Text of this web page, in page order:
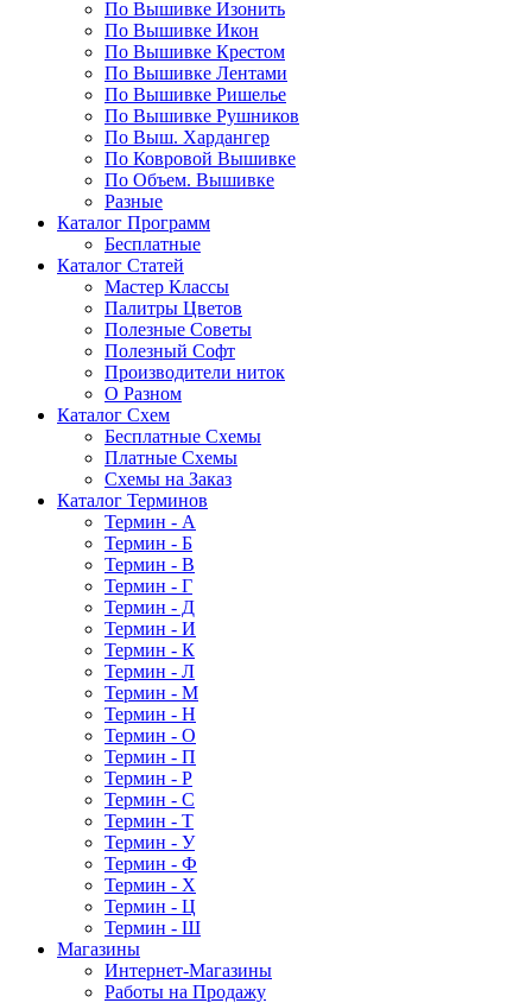
По Вышивке Изонить
По Вышивке Икон
По Вышивке Крестом
По Вышивке Лентами
По Вышивке Ришелье
По Вышивке Рушников
По Выш. Хардангер
По Ковровой Вышивке
По Объем. Вышивке
Разные
Каталог Программ
Бесплатные
Каталог Статей
Мастер Классы
Палитры Цветов
Полезные Советы
Полезный Софт
Производители ниток
О Разном
Каталог Схем
Бесплатные Схемы
Платные Схемы
Схемы на Заказ
Каталог Терминов
Термин - А
Термин - Б
Термин - В
Термин - Г
Термин - Д
Термин - И
Термин - К
Термин - Л
Термин - М
Термин - Н
Термин - О
Термин - П
Термин - Р
Термин - С
Термин - Т
Термин - У
Термин - Ф
Термин - Х
Термин - Ц
Термин - Ш
Магазины
Интернет-Магазины
Работы на Продажу